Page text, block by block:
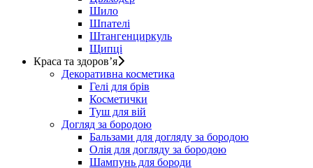
Шило
Шпателі
Штангенциркуль
Щипці
Краса та здоров’я
Декоративна косметика
Гелі для брів
Косметички
Туш для вій
Догляд за бородою
Бальзами для догляду за бородою
Олія для догляду за бородою
Шампунь для бороди